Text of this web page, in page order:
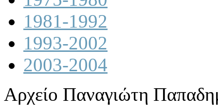
1981-1992
1993-2002
2003-2004
Αρχείο Παναγιώτη